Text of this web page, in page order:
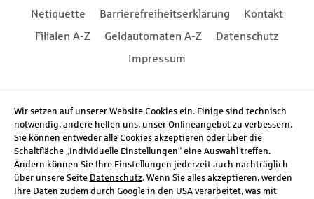
Footernavigation
Netiquette Barrierefreiheitserklärung
Kontakt
Filialen A-Z
Geldautomaten A-Z
Datenschutz
Impressum
Wir setzen auf unserer Website Cookies ein. Einige sind technisch
notwendig, andere helfen uns, unser Onlineangebot zu verbessern.
Sie können entweder alle Cookies akzeptieren oder über die
Schaltfläche „Individuelle Einstellungen“ eine Auswahl treffen.
Ändern können Sie Ihre Einstellungen jederzeit auch nachträglich
über unsere Seite Datenschutz. Wenn Sie alles akzeptieren, werden
Ihre Daten zudem durch Google in den USA verarbeitet, was mit